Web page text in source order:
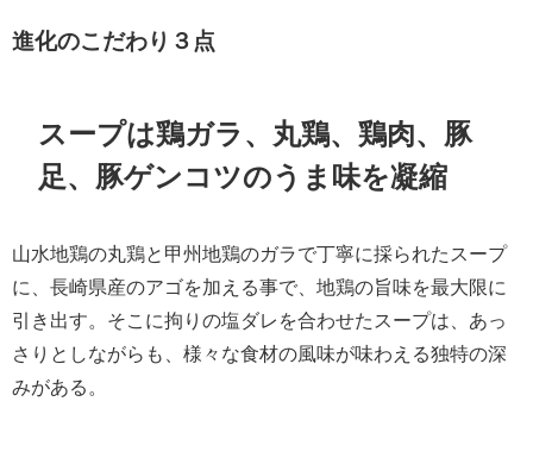
進化のこだわり３点
スープは鶏ガラ、丸鶏、鶏肉、豚
足、豚ゲンコツのうま味を凝縮
山水地鶏の丸鶏と甲州地鶏のガラで丁寧に採られたスープ
に、長崎県産のアゴを加える事で、地鶏の旨味を最大限に
引き出す。そこに拘りの塩ダレを合わせたスープは、あっ
さりとしながらも、様々な食材の風味が味わえる独特の深
みがある。